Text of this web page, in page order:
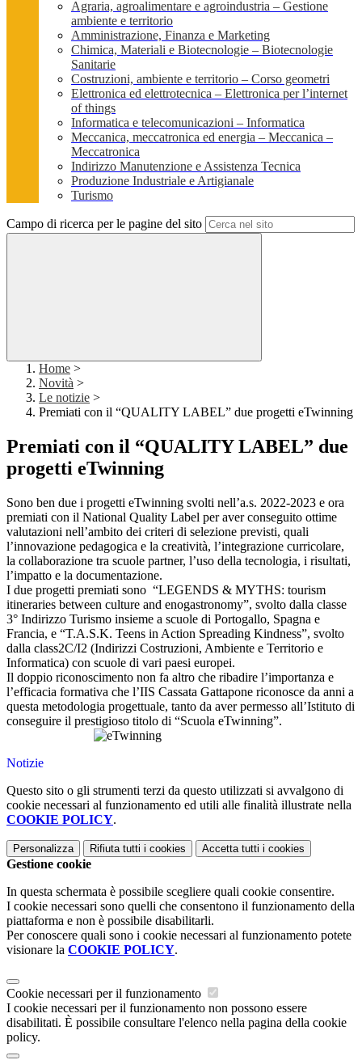
Agraria, agroalimentare e agroindustria – Gestione
ambiente e territorio
Amministrazione, Finanza e Marketing
Chimica, Materiali e Biotecnologie – Biotecnologie
Sanitarie
Costruzioni, ambiente e territorio – Corso geometri
Elettronica ed elettrotecnica – Elettronica per l’internet
of things
Informatica e telecomunicazioni – Informatica
Meccanica, meccatronica ed energia – Meccanica –
Meccatronica
Indirizzo Manutenzione e Assistenza Tecnica
Produzione Industriale e Artigianale
Turismo
Campo di ricerca per le pagine del sito
Home >
Novità >
Le notizie >
Premiati con il “QUALITY LABEL” due progetti eTwinning
Premiati con il “QUALITY LABEL” due
progetti eTwinning
Sono ben due i progetti eTwinning svolti nell’a.s. 2022-2023 e ora
premiati con il National Quality Label per aver conseguito ottime
valutazioni nell’ambito dei criteri di selezione previsti, quali
l’innovazione pedagogica e la creatività, l’integrazione curricolare,
la collaborazione tra scuole partner, l’uso della tecnologia, i risultati,
l’impatto e la documentazione.
I due progetti premiati sono “LEGENDS & MYTHS: tourism
itineraries between culture and enogastronomy”, svolto dalla classe
3° Indirizzo Turismo insieme a scuole di Portogallo, Spagna e
Francia, e “T.A.S.K. Teens in Action Spreading Kindness”, svolto
dalla class2C/I2 (Indirizzi Costruzioni, Ambiente e Territorio e
Informatica) con scuole di vari paesi europei.
Il doppio riconoscimento non fa altro che ribadire l’importanza e
l’efficacia formativa che l’IIS Cassata Gattapone riconosce da anni a
questa metodologia progettuale, tanto da aver permesso all’Istituto di
conseguire il prestigioso titolo di “Scuola eTwinning”.
Notizie
Questo sito o gli strumenti terzi da questo utilizzati si avvalgono di
cookie necessari al funzionamento ed utili alle finalità illustrate nella
COOKIE POLICY.
Personalizza Rifiuta tutti i cookies Accetta tutti i cookies
Gestione cookie
In questa schermata è possibile scegliere quali cookie consentire.
I cookie necessari sono quelli che consentono il funzionamento della
piattaforma e non è possibile disabilitarli.
Per conoscere quali sono i cookie necessari al funzionamento potete
visionare la COOKIE POLICY.
Cookie necessari per il funzionamento
I cookie necessari per il funzionamento non possono essere
disabilitati. È possibile consultare l'elenco nella pagina della cookie
policy.